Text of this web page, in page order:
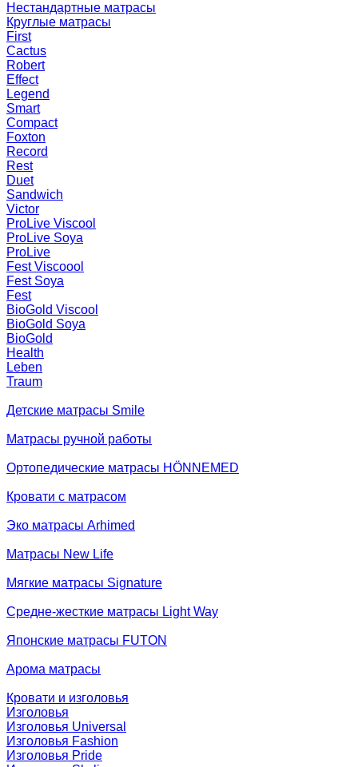
Нестандартные матрасы
Круглые матрасы
First
Cactus
Robert
Effect
Legend
Smart
Compact
Foxton
Record
Rest
Duet
Sandwich
Victor
ProLive Viscool
ProLive Soya
ProLive
Fest Viscoool
Fest Soya
Fest
BioGold Viscool
BioGold Soya
BioGold
Health
Leben
Traum
Детские матрасы Smile
Матрасы ручной работы
Ортопедические матрасы HÖNNEMED
Кровати с матрасом
Эко матрасы Arhimed
Матрасы New Life
Мягкие матрасы Signature
Средне-жесткие матрасы Light Way
Японские матрасы FUTON
Арома матрасы
Кровати и изголовья
Изголовья
Изголовья Universal
Изголовья Fashion
Изголовья Pride